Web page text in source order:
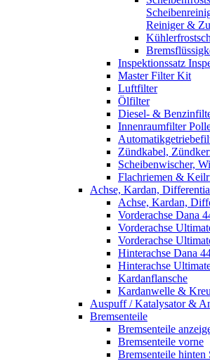
Reiniger &
Inspektionssatz
Master Filter Kit
Luftfilter
Ölfilter
Diesel- &
Innenraumfilter
Zündkabel,
Scheibenwischer,
Flachriemen &
Achse, Kardan,
Achse, Kardan,
Vorderachse Dana
Vorderachse
Vorderachse
Hinterachse Dana
Hinterachse
Kardanflansche
Kardanwelle &
Auspuff / Katalysator &
Bremsenteile
Bremsenteile
Bremsenteile vorne
Bremsenteile hinten